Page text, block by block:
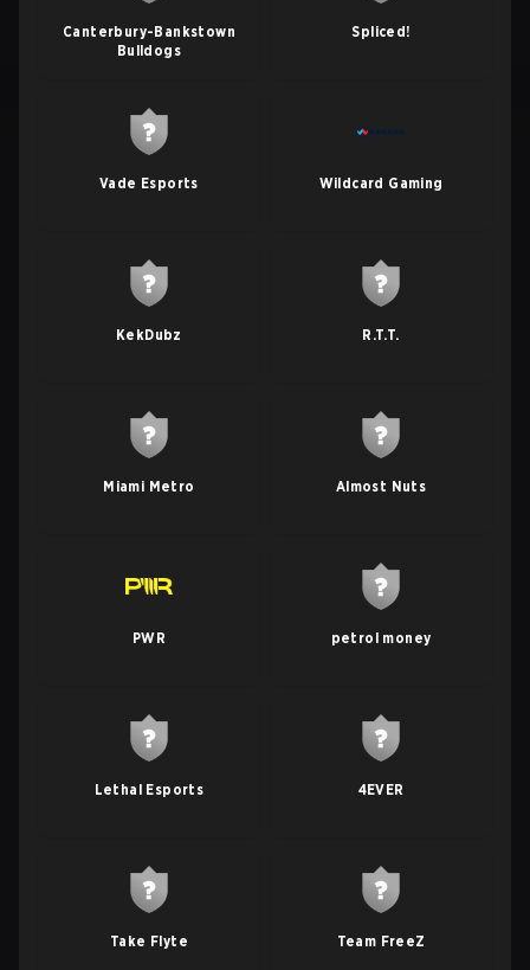
Canterbury-Bankstown
Bulldogs
Spliced!
Vade Esports Wildcard Gaming
KekDubz R.T.T.
Miami Metro Almost Nuts
PWR petrol money
Lethal Esports 4EVER
Take Flyte Team FreeZ